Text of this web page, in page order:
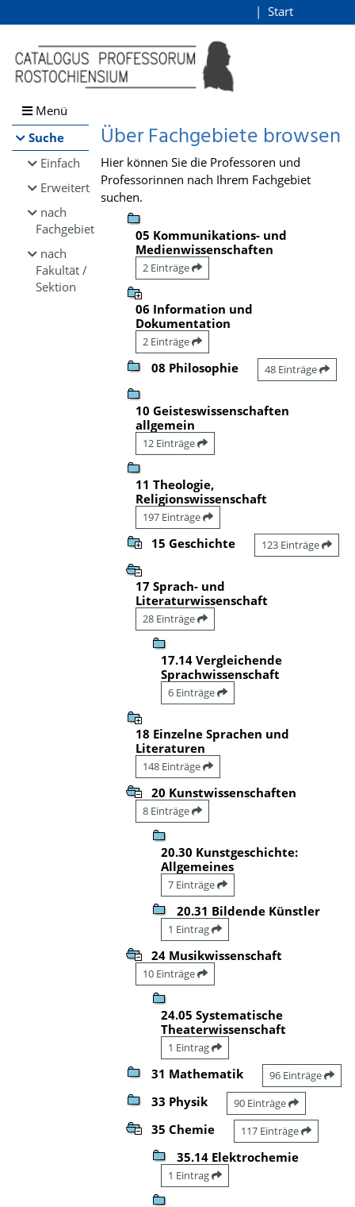
Browsen
direkt zum Inhalt
Start
Menü
Suche
Einfach
Erweitert
nach
Fachgebiet
nach
Fakultät /
Sektion
Über Fachgebiete browsen
Hier können Sie die Professoren und
Professorinnen nach Ihrem Fachgebiet
suchen.
05 Kommunikations- und
Medienwissenschaften
2 Einträge
06 Information und
Dokumentation
2 Einträge
08 Philosophie 48 Einträge
10 Geisteswissenschaften
allgemein
12 Einträge
11 Theologie,
Religionswissenschaft
197 Einträge
15 Geschichte 123 Einträge
17 Sprach- und
Literaturwissenschaft
28 Einträge
17.14 Vergleichende
Sprachwissenschaft
6 Einträge
18 Einzelne Sprachen und
Literaturen
148 Einträge
20 Kunstwissenschaften
8 Einträge
20.30 Kunstgeschichte:
Allgemeines
7 Einträge
20.31 Bildende Künstler
1 Eintrag
24 Musikwissenschaft
10 Einträge
24.05 Systematische
Theaterwissenschaft
1 Eintrag
31 Mathematik 96 Einträge
33 Physik 90 Einträge
35 Chemie 117 Einträge
35.14 Elektrochemie
1 Eintrag